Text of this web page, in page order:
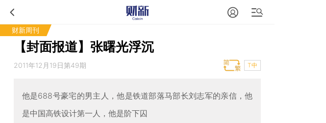
财新周刊
【封面报道】张曙光浮沉
2011年12月19日第49期 T中
他是688号豪宅的男主人，他是铁道部落马部长刘志军的亲信，他
是中国高铁设计第一人，他是阶下囚